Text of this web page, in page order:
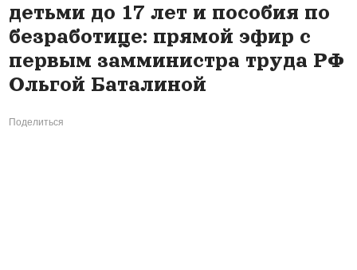
детьми до 17 лет и пособия по
безработице: прямой эфир с
первым замминистра труда РФ
Ольгой Баталиной
Поделиться